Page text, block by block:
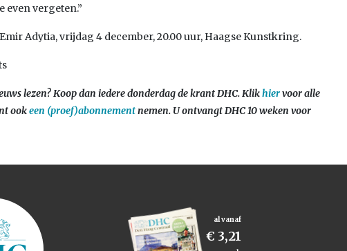
even vergeten.”
Adytia, vrijdag 4 december, 20.00 uur, Haagse Kunstkring.
lezen? Koop dan iedere donderdag de krant DHC. Klikhiervoor alle
ookeen (proef)abonnementnemen. U ontvangt DHC 10 weken voor
al vanaf
€ 3,21